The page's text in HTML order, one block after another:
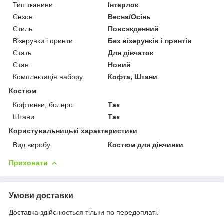
Тип тканини
Інтерлок
Сезон
Весна/Осінь
Стиль
Повсякденний
Візерунки і принти
Без візерунків і принтів
Стать
Для дівчаток
Стан
Новий
Комплектація набору
Кофта, Штани
Костюм
Кофтинки, болеро
Так
Штани
Так
Користувальницькі характеристики
Вид виробу
Костюм для дівчинки
Приховати
Умови доставки
Доставка здійснюється тільки по передоплаті.